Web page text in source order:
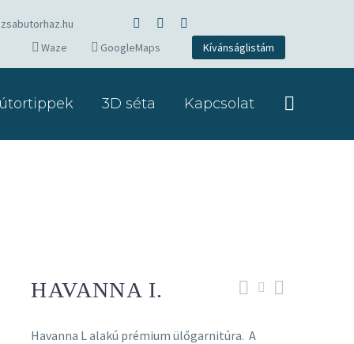
Waze
GoogleMaps Kívánságlistám
3D séta Kapcsolat
HAVANNA I.
Havanna L alakú prémium ülőgarnitúra. A